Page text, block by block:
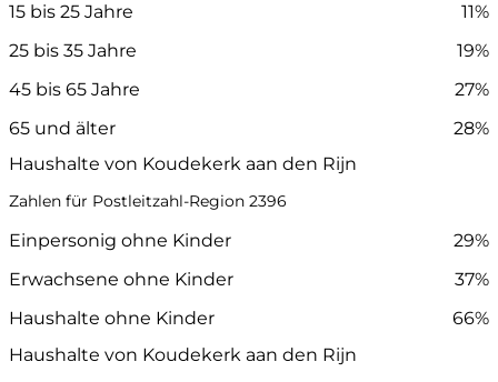
15 bis 25 Jahre
11%
25 bis 35 Jahre
19%
45 bis 65 Jahre
27%
65 und älter
28%
Haushalte von Koudekerk aan den Rijn
Zahlen für Postleitzahl-Region 2396
Einpersonig ohne Kinder
29%
Erwachsene ohne Kinder
37%
Haushalte ohne Kinder
66%
Haushalte von Koudekerk aan den Rijn